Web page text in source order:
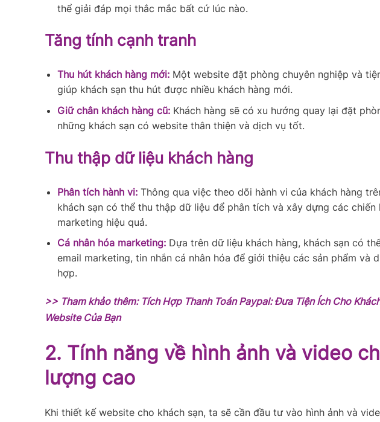
thể giải đáp mọi thắc mắc bất cứ lúc nào.
Tăng tính cạnh tranh
Thu hút khách hàng mới:Một website đặt phòng chuyên nghiệp và
giúp khách sạn thu hút được nhiều khách hàng mới.
Giữ chân khách hàng cũ:Khách hàng sẽ có xu hướng quay lại đặt
những khách sạn có website thân thiện và dịch vụ tốt.
Thu thập dữ liệu khách hàng
Phân tích hành vi:Thông qua việc theo dõi hành vi của khách hàng
khách sạn có thể thu thập dữ liệu để phân tích và xây dựng các chiến
marketing hiệu quả.
Cá nhân hóa marketing:Dựa trên dữ liệu khách hàng, khách sạn có
email marketing, tin nhắn cá nhân hóa để giới thiệu các sản phẩm và
hợp.
>> Tham khảo thêm: Tích Hợp Thanh Toán Paypal: Đưa Tiện Ích Cho
Website Của Bạn
2. Tính năng về hình ảnh và video
lượng cao
Khi thiết kế website cho khách sạn, ta sẽ cần đầu tư vào hình ảnh và